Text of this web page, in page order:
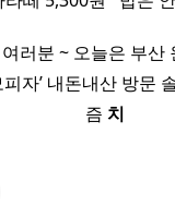
여러분 ~ 오늘은 부
피자’ 내돈내산 방문
즘 치